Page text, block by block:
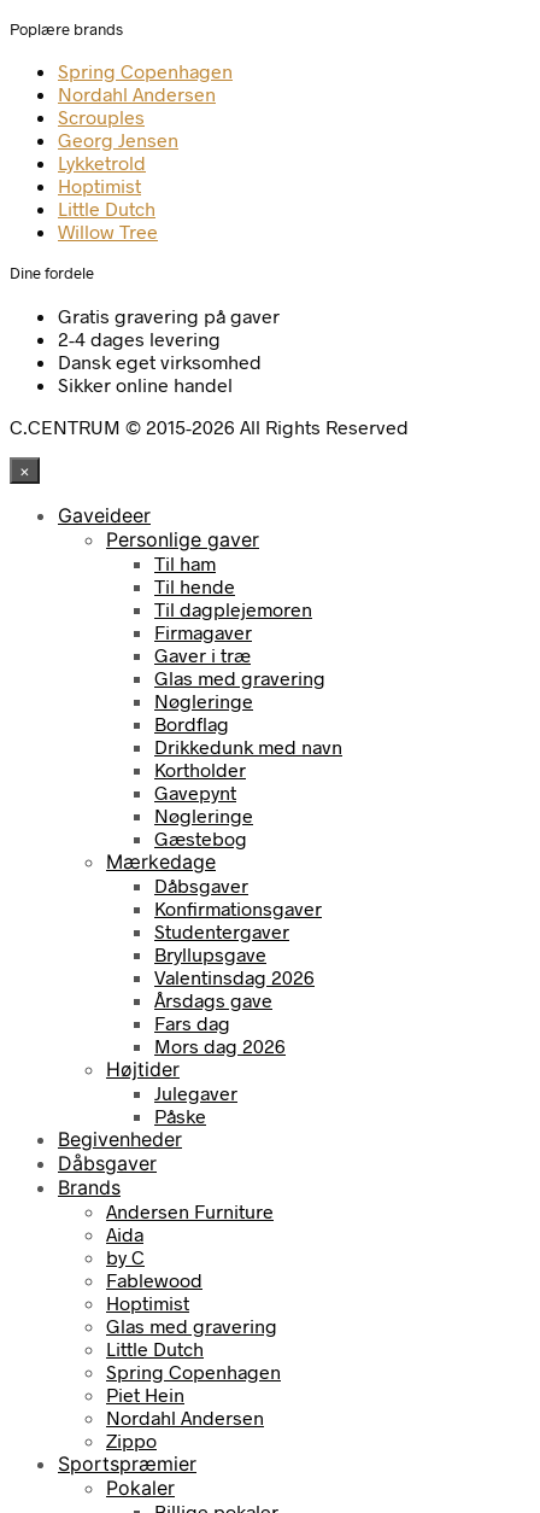
Poplære brands
Spring Copenhagen
Nordahl Andersen
Scrouples
Georg Jensen
Lykketrold
Hoptimist
Little Dutch
Willow Tree
Dine fordele
Gratis gravering på gaver
2-4 dages levering
Dansk eget virksomhed
Sikker online handel
C.CENTRUM © 2015-2026 All Rights Reserved
×
Gaveideer
Personlige gaver
Til ham
Til hende
Til dagplejemoren
Firmagaver
Gaver i træ
Glas med gravering
Nøgleringe
Bordflag
Drikkedunk med navn
Kortholder
Gavepynt
Nøgleringe
Gæstebog
Mærkedage
Dåbsgaver
Konfirmationsgaver
Studentergaver
Bryllupsgave
Valentinsdag 2026
Årsdags gave
Fars dag
Mors dag 2026
Højtider
Julegaver
Påske
Begivenheder
Dåbsgaver
Brands
Andersen Furniture
Aida
by C
Fablewood
Hoptimist
Glas med gravering
Little Dutch
Spring Copenhagen
Piet Hein
Nordahl Andersen
Zippo
Sportspræmier
Pokaler